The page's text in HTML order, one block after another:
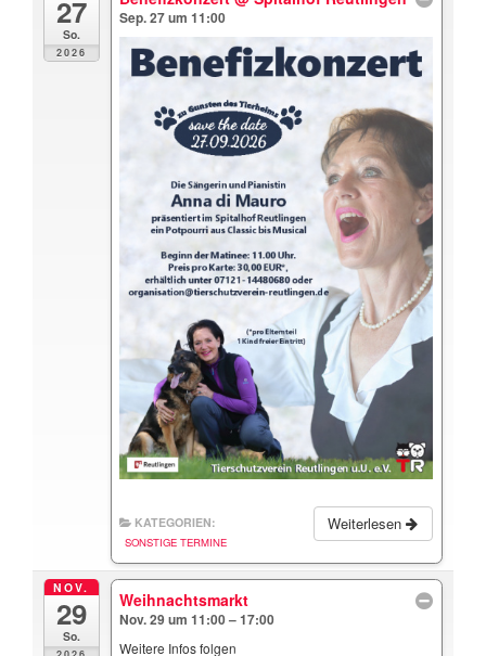
27
So.
2026
Sep. 27 um 11:00
Weiterlesen
KATEGORIEN:
SONSTIGE TERMINE
NOV.
29
So.
Weihnachtsmarkt
Nov. 29 um 11:00 – 17:00
Weitere Infos folgen